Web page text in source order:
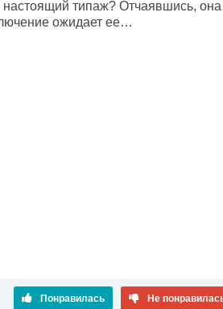
настоящий типаж? Отчаявшись,
ожидает ее…
Понравилась Не